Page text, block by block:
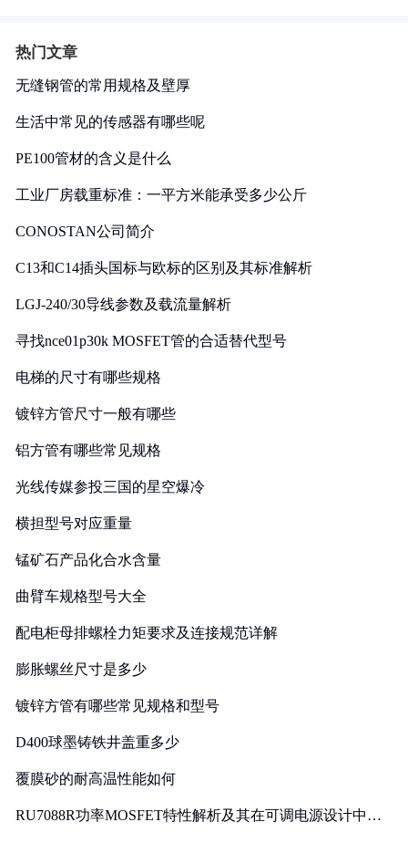
热门文章
无缝钢管的常用规格及壁厚
生活中常见的传感器有哪些呢
PE100管材的含义是什么
工业厂房载重标准：一平方米能承受多少公斤
CONOSTAN公司简介
C13和C14插头国标与欧标的区别及其标准解析
LGJ-240/30导线参数及载流量解析
寻找nce01p30k MOSFET管的合适替代型号
电梯的尺寸有哪些规格
镀锌方管尺寸一般有哪些
铝方管有哪些常见规格
光线传媒参投三国的星空爆冷
横担型号对应重量
锰矿石产品化合水含量
曲臂车规格型号大全
配电柜母排螺栓力矩要求及连接规范详解
膨胀螺丝尺寸是多少
镀锌方管有哪些常见规格和型号
D400球墨铸铁井盖重多少
覆膜砂的耐高温性能如何
RU7088R功率MOSFET特性解析及其在可调电源设计中的